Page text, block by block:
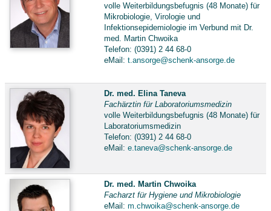
volle Weiterbildungsbefugnis (48 Monate) für
Mikrobiologie, Virologie und
Infektionsepidemiologie im Verbund mit Dr.
med. Martin Chwoika
Telefon: (0391) 2 44 68-0
eMail: t.ansorge@schenk-ansorge.de
Dr. med. Elina Taneva
Fachärztin für Laboratoriumsmedizin
volle Weiterbildungsbefugnis (48 Monate) für
Laboratoriumsmedizin
Telefon: (0391) 2 44 68-0
eMail: e.taneva@schenk-ansorge.de
Dr. med. Martin Chwoika
Facharzt für Hygiene und Mikrobiologie
eMail: m.chwoika@schenk-ansorge.de